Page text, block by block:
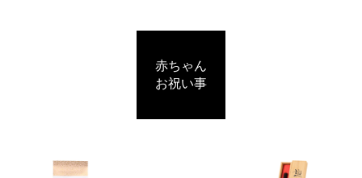
赤ちゃん
お祝い事